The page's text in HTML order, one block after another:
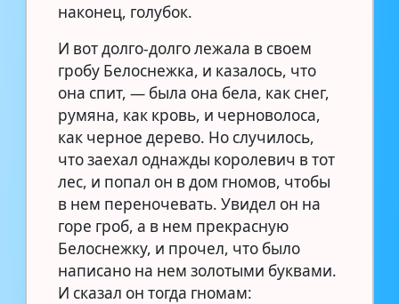
наконец, голубок.
И вот долго-долго лежала в своем
гробу Белоснежка, и казалось, что
она спит, — была она бела, как снег,
румяна, как кровь, и черноволоса,
как черное дерево. Но случилось,
что заехал однажды королевич в тот
лес, и попал он в дом гномов, чтобы
в нем переночевать. Увидел он на
горе гроб, а в нем прекрасную
Белоснежку, и прочел, что было
написано на нем золотыми буквами.
И сказал он тогда гномам: